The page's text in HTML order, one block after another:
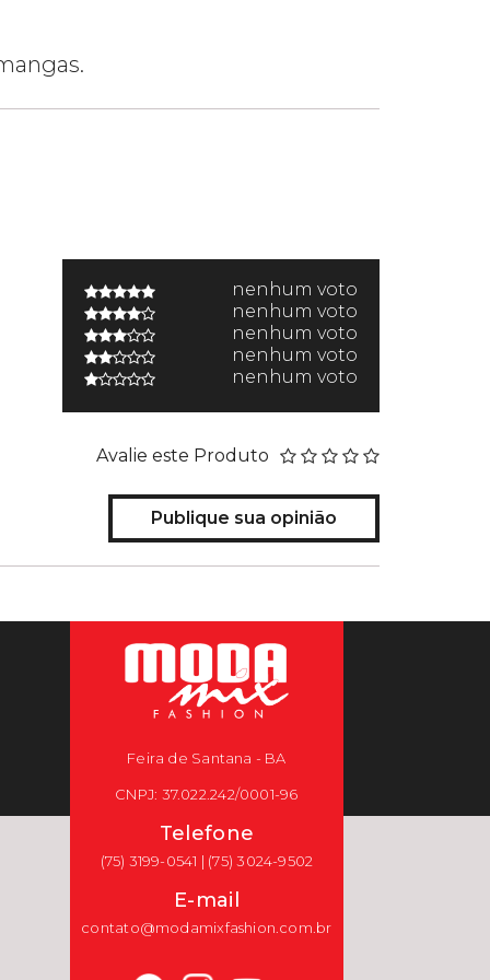
nenhum voto
nenhum voto
nenhum voto
nenhum voto
nenhum voto
Avalie este Produto
Publique sua opinião
Feira de Santana - BA
CNPJ: 37.022.242/0001-96
Telefone
(75) 3199-0541 | (75) 3024-9502
E-mail
contato@modamixfashion.com.br